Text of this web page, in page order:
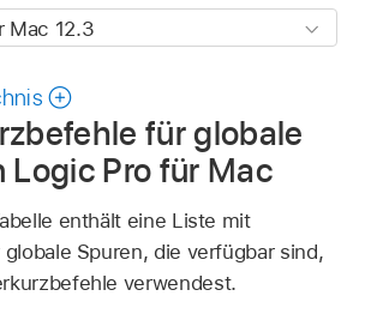
für globale
Logic Pro für Mac
enthält eine Liste mit
Spuren, die verfügbar sind,
verwendest.